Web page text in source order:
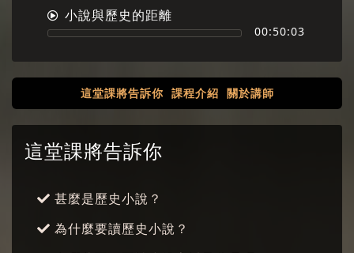
小說與歷史的距離
00:50:03
這堂課將告訴你 課程介紹 關於講師
這堂課將告訴你
甚麼是歷史小說？
為什麼要讀歷史小說？